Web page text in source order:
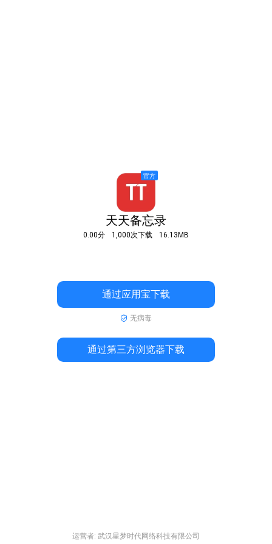
天天备忘录
0.00分 1,000次下载 16.13MB
通过应用宝下载
无病毒
通过第三方浏览器下载
运营者: 武汉星梦时代网络科技有限公司